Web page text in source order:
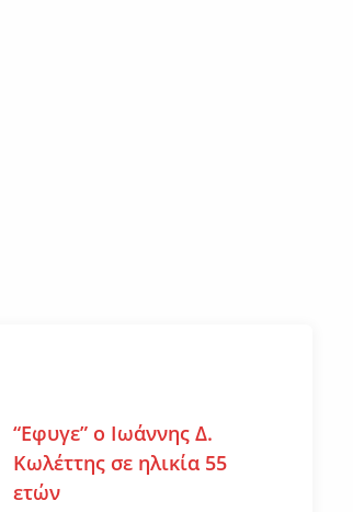
“Εφυγε” ο Ιωάννης Δ.
Κωλέττης σε ηλικία 55
ετών